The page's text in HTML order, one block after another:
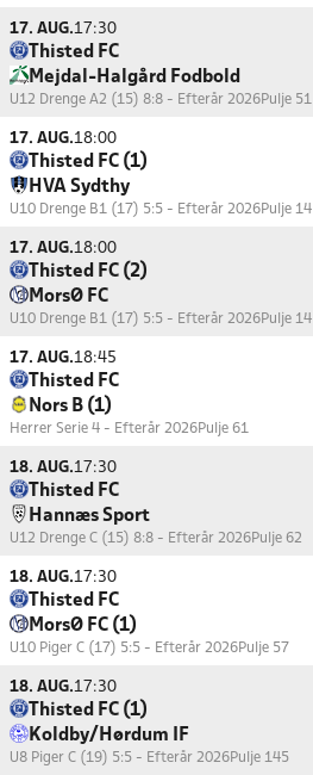
17. AUG.17:30
Thisted FC
Mejdal-Halgård Fodbold
U12 Drenge A2 (15) 8:8 - Efterår 2026Pulje 51
17. AUG.18:00
Thisted FC (1)
HVA Sydthy
U10 Drenge B1 (17) 5:5 - Efterår 2026Pulje 14
17. AUG.18:00
Thisted FC (2)
MorsØ FC
U10 Drenge B1 (17) 5:5 - Efterår 2026Pulje 14
17. AUG.18:45
Thisted FC
Nors B (1)
Herrer Serie 4 - Efterår 2026Pulje 61
18. AUG.17:30
Thisted FC
Hannæs Sport
U12 Drenge C (15) 8:8 - Efterår 2026Pulje 62
18. AUG.17:30
Thisted FC
MorsØ FC (1)
U10 Piger C (17) 5:5 - Efterår 2026Pulje 57
18. AUG.17:30
Thisted FC (1)
Koldby/Hørdum IF
U8 Piger C (19) 5:5 - Efterår 2026Pulje 145